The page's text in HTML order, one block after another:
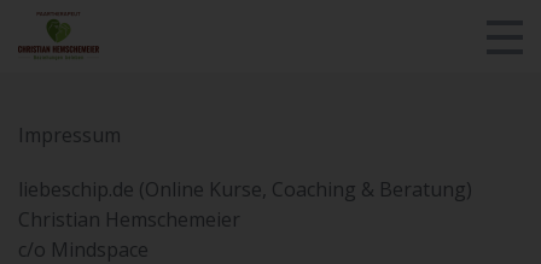
Login
Impressum
liebeschip.de (Online Kurse, Coaching & Beratung)
Christian Hemschemeier
c/o Mindspace